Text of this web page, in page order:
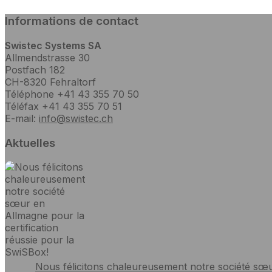
Informations de contact
Swistec Systems SA
Allmendstrasse 30
Postfach 182
CH-8320 Fehraltorf
Téléphone +41 43 355 70 50
Téléfax +41 43 355 70 51
E-mail: info@swistec.ch
Aktuelles
Nous félicitons chaleureusement notre société